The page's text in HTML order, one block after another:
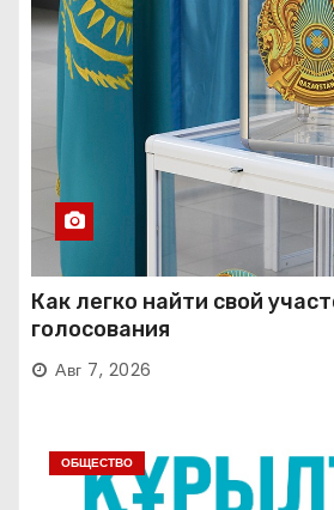
Как легко найти свой
голосования
Авг 7, 2026
ОБЩЕСТВО